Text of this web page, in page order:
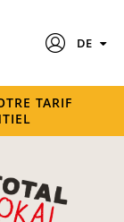
DE
TARIF